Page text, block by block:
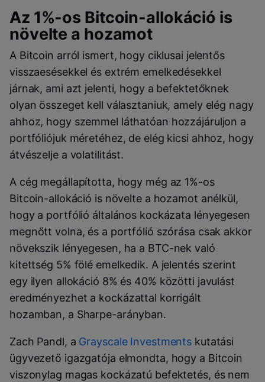
Az 1%-os Bitcoin-allokáció is
növelte a hozamot
A Bitcoin arról ismert, hogy ciklusai jelentős
visszaesésekkel és extrém emelkedésekkel
járnak, ami azt jelenti, hogy a befektetőknek
olyan összeget kell választaniuk, amely elég nagy
ahhoz, hogy szemmel láthatóan hozzájáruljon a
portfóliójuk méretéhez, de elég kicsi ahhoz, hogy
átvészelje a volatilitást.
A cég megállapította, hogy még az 1%-os
Bitcoin-allokáció is növelte a hozamot anélkül,
hogy a portfólió általános kockázata lényegesen
megnőtt volna, és a portfólió szórása csak akkor
növekszik lényegesen, ha a BTC-nek való
kitettség 5% fölé emelkedik. A jelentés szerint
egy ilyen allokáció 8% és 40% közötti javulást
eredményezhet a kockázattal korrigált
hozamban, a Sharpe-arányban.
Zach Pandl, a Grayscale Investments kutatási
ügyvezető igazgatója elmondta, hogy a Bitcoin
viszonylag magas kockázatú befektetés, és nem